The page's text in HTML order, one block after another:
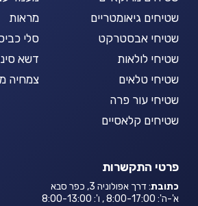
שטיחים גיאומטריים
שטיחי אבסטרקט
שטיחי לולאות
שטיחי טלאים
שטיחי עור פרה
שטיחים קלאסיים
מראות
סלי
דשא
צמחיה
פרטי התקשרות
כתובת: דרך אפולוניה 3, כפר סבא
א'-ה': 8:00-17:00 , ו': 8:00-13:00